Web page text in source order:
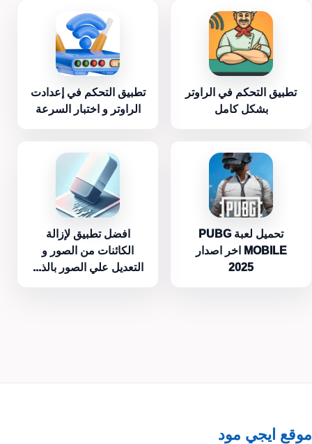
تطبيق التحكم في الراوتر
بشكل كامل
تطبيق التحكم في إعدادت
الراوتر و اختبار السرعة
تحميل لعبة PUBG
MOBILE اخر اصدار
2025
افضل تطبيق لإزالة
الكائنات من الصور و
التعديل علي الصور بالذ...
موقع ايجي مود